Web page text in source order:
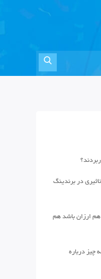
در برندینگ
هم ارزان باشد هم
چیز درباره